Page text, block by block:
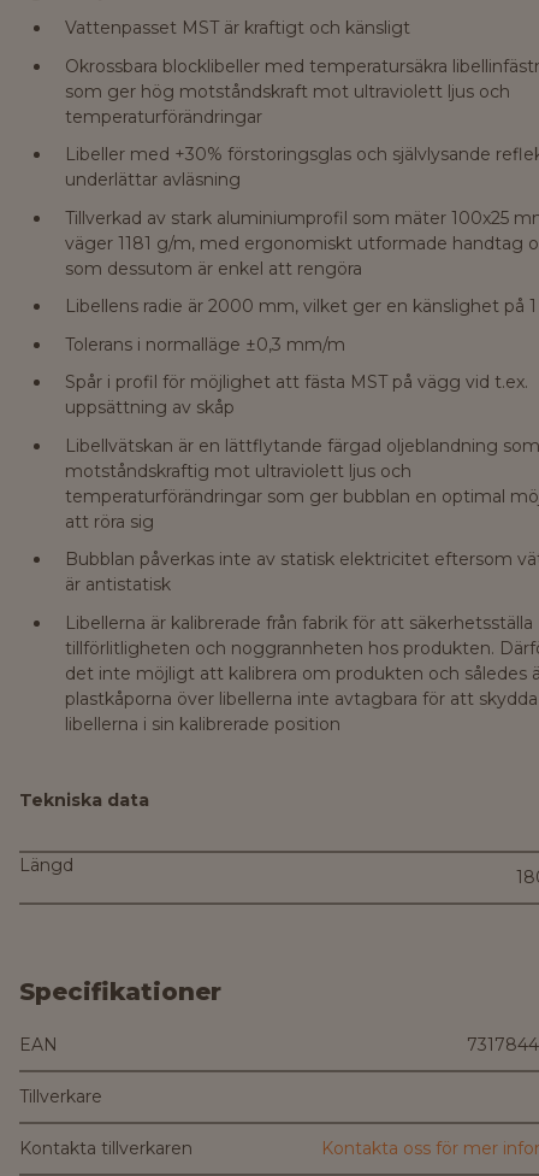
Vattenpasset MST är kraftigt och känsligt
Okrossbara blocklibeller med temperatursäkra
som ger hög motståndskraft mot ultraviolett ljus och
temperaturförändringar
Libeller med +30% förstoringsglas och självlysande
underlättar avläsning
Tillverkad av stark aluminiumprofil som mäter 100x25
väger 1181 g/m, med ergonomiskt utformade handtag
som dessutom är enkel att rengöra
Libellens radie är 2000 mm, vilket ger en känslighet på
Tolerans i normalläge ±0,3 mm/m
Spår i profil för möjlighet att fästa MST på vägg vid t.ex.
uppsättning av skåp
Libellvätskan är en lättflytande färgad oljeblandning
motståndskraftig mot ultraviolett ljus och
temperaturförändringar som ger bubblan en optimal
att röra sig
Bubblan påverkas inte av statisk elektricitet eftersom
är antistatisk
Libellerna är kalibrerade från fabrik för att säkerhetsställa
tillförlitligheten och noggrannheten hos produkten.
det inte möjligt att kalibrera om produkten och således
plastkåporna över libellerna inte avtagbara för att skydda
libellerna i sin kalibrerade position
Tekniska data
Längd
Specifikationer
EAN
Tillverkare
Kontakta tillverkaren Kontakta oss för mer